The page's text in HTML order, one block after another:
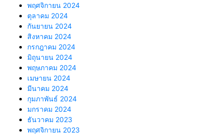
พฤศจิกายน 2024
ตุลาคม 2024
กันยายน 2024
สิงหาคม 2024
กรกฎาคม 2024
มิถุนายน 2024
พฤษภาคม 2024
เมษายน 2024
มีนาคม 2024
กุมภาพันธ์ 2024
มกราคม 2024
ธันวาคม 2023
พฤศจิกายน 2023